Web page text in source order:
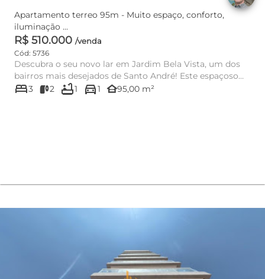
Apartamento terreo 95m - Muito espaço, conforto,
iluminação ...
R$ 510.000 /venda
Cód: 5736
Descubra o seu novo lar em Jardim Bela Vista, um dos
bairros mais desejados de Santo André! Este espaçoso
apartamento à...
bed3 2 bathtub1 directions_car1 other_houses95,00 m²